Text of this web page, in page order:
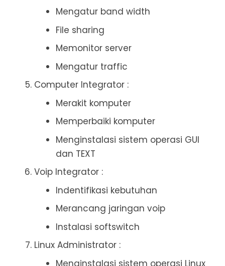
Mengatur band width
File sharing
Memonitor server
Mengatur traffic
Computer Integrator :
Merakit komputer
Memperbaiki komputer
Menginstalasi sistem operasi GUI
dan TEXT
Voip Integrator :
Indentifikasi kebutuhan
Merancang jaringan voip
Instalasi softswitch
Linux Administrator :
Menginstalasi sistem operasi Linux